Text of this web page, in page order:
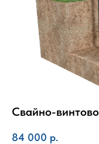
Свайно-
84 000 р.